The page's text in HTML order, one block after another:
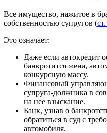
Все имущество, нажитое в
собственностью супругов (
Это означает:
Даже если автокредит
банкротится жена,
конкурсную массу.
Финансовый
супруга-должника в
на нее взыскание.
Банк, узнав о
обратиться в суд с
автомобиля.